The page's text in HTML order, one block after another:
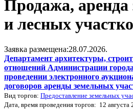
Продажа,
и лесных
Заявка размещена:28.07.2026.
Департамент архитектуры,
отношений Администрации
проведении электронного
договоров аренды земельных
Вид торгов: Предоставление земельных
Дата, время проведения торгов: 12 августа